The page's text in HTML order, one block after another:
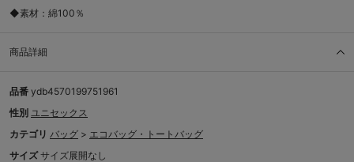
◆素材：綿100％
商品詳細
品番 ydb4570199751961
性別 ユニセックス
カテゴリ バッグ > エコバッグ・トートバッグ
サイズ サイズ展開なし